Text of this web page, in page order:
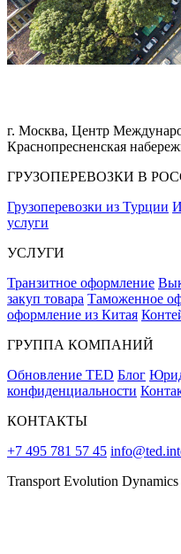
г. Москва, Центр
Краснопресненская
ГРУЗОПЕРЕВОЗКИ В
Грузоперевозки из Турции
услуги
УСЛУГИ
Транзитное оформление
закуп товара Таможенное
оформление из Китая
ГРУППА КОМПАНИЙ
Обновление TED Блог
конфиденциальности
КОНТАКТЫ
+7 495 781 57 45
Transport Evolution